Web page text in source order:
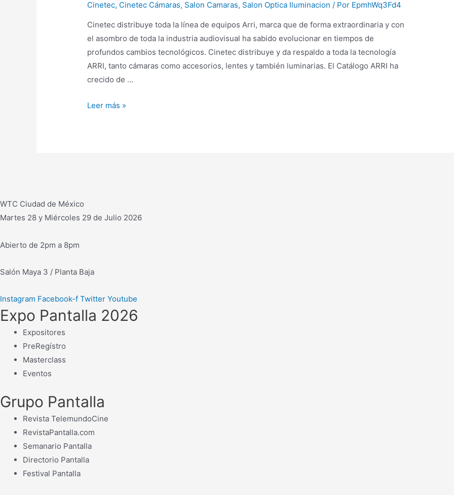
Cinetec, Cinetec Cámaras, Salon Camaras, Salon Optica Iluminacion / Por EpmhWq3Fd4
Cinetec distribuye toda la línea de equipos Arri, marca que de forma extraordinaria y con
el asombro de toda la industria audiovisual ha sabido evolucionar en tiempos de
profundos cambios tecnológicos. Cinetec distribuye y da respaldo a toda la tecnología
ARRI, tanto cámaras como accesorios, lentes y también luminarias. El Catálogo ARRI ha
crecido de …
CINETEC
cámaras,
Leer más »
WTC Ciudad de México
Martes 28 y Miércoles 29 de Julio 2026
Abierto de 2pm a 8pm
Salón Maya 3 / Planta Baja
Instagram Facebook-f Twitter Youtube
Expo Pantalla 2026
Expositores
PreRegístro
Masterclass
Eventos
Grupo Pantalla
Revista TelemundoCine
RevistaPantalla.com
Semanario Pantalla
Directorio Pantalla
Festival Pantalla